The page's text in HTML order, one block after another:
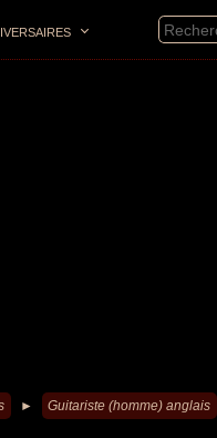
► Guitariste (homme) anglais